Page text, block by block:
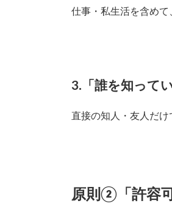
仕事・私生活を含めて
3.「誰を知って
直接の知人・友人だ
原則②「許容